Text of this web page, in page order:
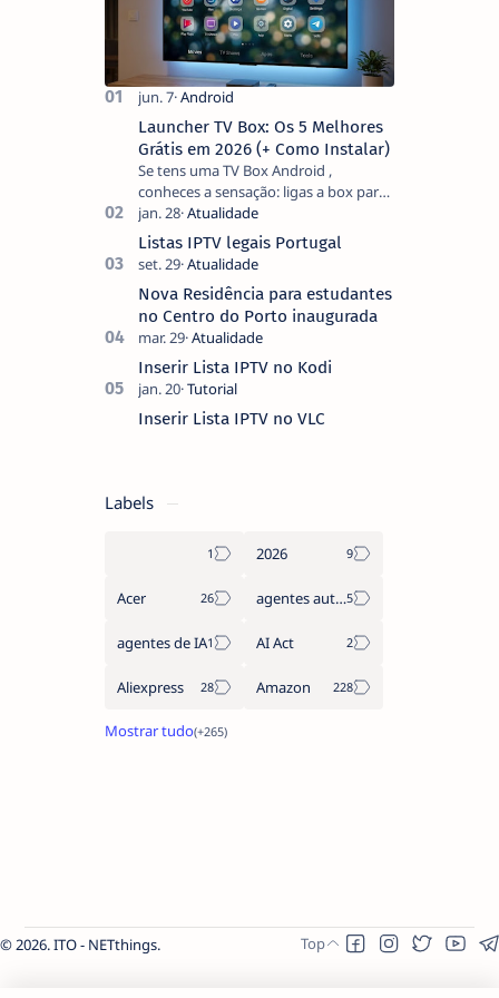
Launcher TV Box: Os 5 Melhores
Grátis em 2026 (+ Como Instalar)
Se tens uma TV Box Android ,
conheces a sensação: ligas a box para
ver um filme e o ecrã inicial está
coberto de sugestões que não
pediste, ban…
Listas IPTV legais Portugal
Nova Residência para estudantes
no Centro do Porto inaugurada
Inserir Lista IPTV no Kodi
Inserir Lista IPTV no VLC
Labels
2026
Acer agentes autónomos
agentes de IA AI Act
Aliexpress Amazon
2026.ITO - NETthings.